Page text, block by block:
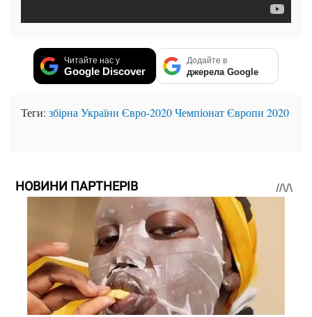
Читайте нас у
Google Discover
Додайте в
джерела Google
Теги: збірна України Євро-2020Чемпіонат Європи 2020
НОВИНИ ПАРТНЕРІВ